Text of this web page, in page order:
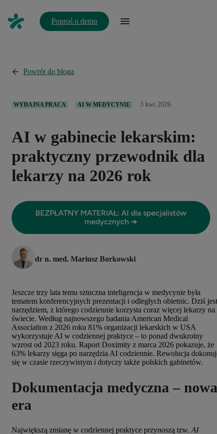
Poproś o demo
Powrót do bloga
WYDAJNA PRACA AI W MEDYCYNIE 3 kwi 2026
AI w gabinecie lekarskim:
praktyczny przewodnik dla
lekarzy na 2026 rok
dr n. med. Mariusz Borkowski
Jeszcze trzy lata temu sztuczna inteligencja w medycynie była
tematem konferencyjnych prezentacji i odległych obietnic. Dziś jest
narzędziem, z którego codziennie korzysta coraz więcej lekarzy na
świecie. Według najnowszego badania American Medical
Association z 2026 roku 81% organizacji lekarskich w USA
wykorzystuje AI w codziennej praktyce – to ponad dwukrotny
wzrost od 2023 roku. Raport Doximity z marca 2026 pokazuje, że
63% lekarzy sięga po narzędzia AI codziennie. Rewolucja
się w czasie rzeczywistym i dotyczy także polskich gabinetów.
Dokumentacja medyczna – nowa
era
Największą zmianę w codziennej praktyce przynoszą tzw. AI